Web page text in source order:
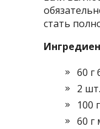
стать
60 г
2
100
60 г